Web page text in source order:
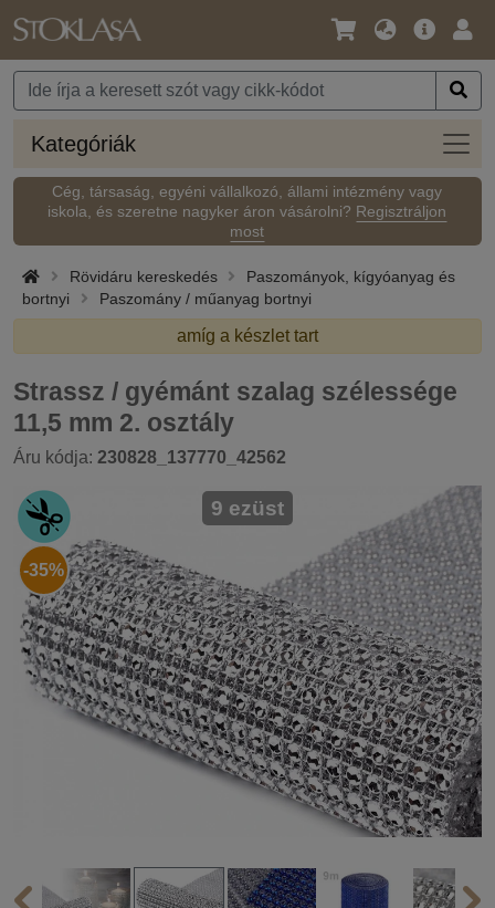
Nyelv
Pénznem
Fő
Kategóriák
Cég, társaság, egyéni vállalkozó, állami intézmény vagy
iskola, és szeretne nagyker áron vásárolni? Regisztráljon
most
Rövidáru kereskedés
Paszományok, kígyóanyag és
bortnyi
Paszomány / műanyag bortnyi
amíg a készlet tart
Strassz / gyémánt szalag szélessége
11,5 mm 2. osztály
Áru kódja: 230828_137770_42562
-35%
9 ezüst